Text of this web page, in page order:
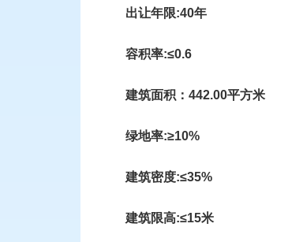
出让年限:40年
容积率:≤0.6
建筑面积： 442.00平方米
绿地率:≥10%
建筑密度:≤35%
建筑限高:≤15米